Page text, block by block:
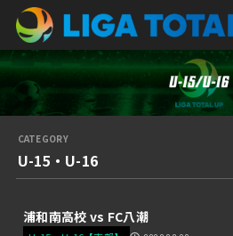
U-15・U-16
浦和南高校 vs FC八潮